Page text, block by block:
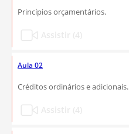
Princípios orçamentários.
Aula 02
Créditos ordinários e adicionais.